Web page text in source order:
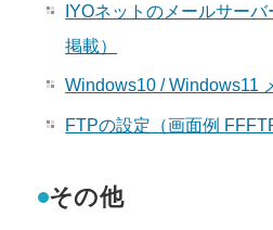
IYOネットのメールサー
掲載）
Windows10 / Windows11
FTPの設定（画面例
その他